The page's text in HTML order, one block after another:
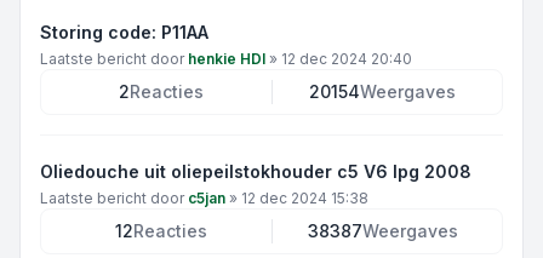
Storing code: P11AA
Laatste bericht door henkie HDI » 12 dec 2024 20:40
2Reacties 20154Weergaves
Oliedouche uit oliepeilstokhouder c5 V6 lpg 2008
Laatste bericht door c5jan » 12 dec 2024 15:38
12Reacties 38387Weergaves